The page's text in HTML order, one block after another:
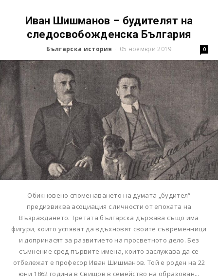
Иван Шишманов – будителят на
следосвобожденска България
Българска история - 05 ноември 2019 0
Обикновено споменаването на думата „будител“
предизвиква асоциация с личности от епохата на
Възраждането. Третата българска държава също има
фигури, които успяват да вдъхновят своите съвременници
и допринасят за развитието на просветното дело. Без
съмнение сред първите имена, които заслужава да се
отбележат е професор Иван Шишманов. Той е роден на 22
юни 1862 година в Свищов в семейство на образован...